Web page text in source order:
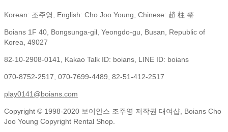
Korean: 조주영, English: Cho Joo Young, Chinese: 趙 柱 瑩
Boians 1F 40, Bongsunga-gil, Yeongdo-gu, Busan, Republic of
Korea, 49027
82-10-2908-0141, Kakao Talk ID: boians, LINE ID: boians
070-8752-2517, 070-7699-4489, 82-51-412-2517
play0141@boians.com
Copyright © 1998-2020 보이안스 조주영 저작권 대여샵, Boians Cho
Joo Young Copyright Rental Shop.